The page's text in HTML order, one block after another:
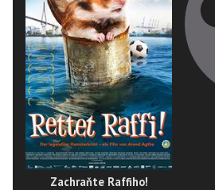
Zachraňte Raffiho!